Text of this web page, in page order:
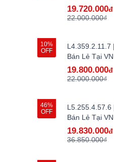
19.720.000đ
22.000.000₫
10%
OFF
L4.359.2.11.7
Bán Lẻ Tại VN
19.800.000đ
22.000.000₫
46%
OFF
Bán Lẻ Tại VN
19.830.000đ
36.850.000₫